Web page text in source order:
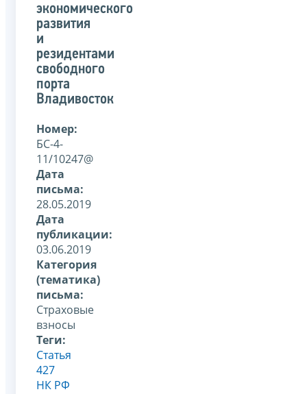
экономического
развития
и
резидентами
свободного
порта
Владивосток
Номер:
БС-4-
11/10247@
Дата
письма:
28.05.2019
Дата
публикации:
03.06.2019
Категория
(тематика)
письма:
Страховые
взносы
Теги:
Статья
427
НК РФ